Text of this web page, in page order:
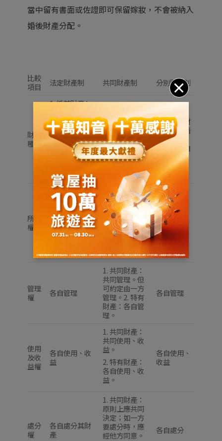
當中留有書面或佐證即可保留嫁妝，不會被納入
婚後財產分配。
比較
項目
法定財產制 共同財產制 分別財產制
財產
種類
1. 婚前財產 l
自取得 的財
產。
2. 婚後財產
（在婚姻解消
時，有剩餘財
產分配的適
用）
特有財產以外
的夫妻財產及
所 得，合併為
共同財產。
2. 特有財產 l
專供夫或妻個
人使用之物。
夫妻分別財
產婚前、婚
後的財產，
都分別各自
所有
所有
權
無論婚前財產
或婚後財產，
都屬於取得或
登記名義的夫
或妻所有。但
不能證明為夫
後財產
1. 共同財產：
公同共有
2. 特有財產：
各自所有
各自所有
管理
權
各自管理
1. 共同財產：
共同管理。但
可約定由一方
管理。2. 特有
財產：各自管
理。
各自管理
使用
及收
益權
各自使用、收
益
1. 共同財產：
共同使用、收
益。
2. 特有財產：
各自使用、收
益。
各自使用、
收益
處分
權
各自處分其財
產
1. 共同財產：
原則上應共同
決定；如一方
要處分時，應
經他方同意。
各自處分